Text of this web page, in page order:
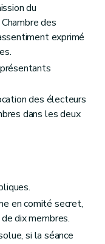
du
des
exprimé
des électeurs
dans les deux
en comité secret,
dix membres.
si la séance